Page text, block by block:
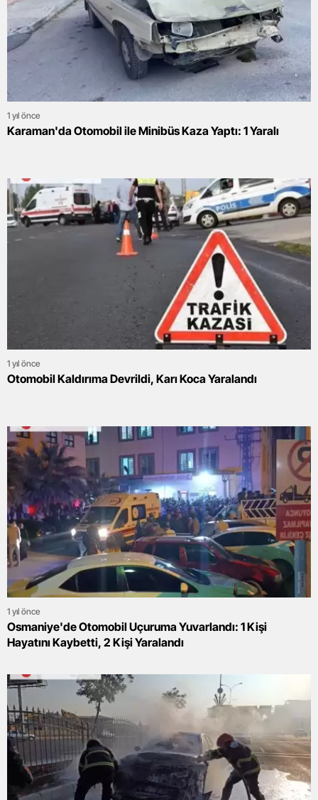
1 yıl önce
Karaman'da Otomobil ile Minibüs Kaza Yaptı: 1 Yaralı
1 yıl önce
Otomobil Kaldırıma Devrildi, Karı Koca Yaralandı
1 yıl önce
Osmaniye'de Otomobil Uçuruma Yuvarlandı: 1 Kişi
Hayatını Kaybetti, 2 Kişi Yaralandı